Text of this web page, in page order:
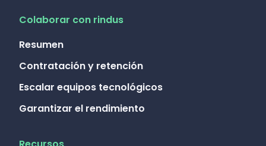
Colaborar con rindus
Resumen
Contratación y retención
Escalar equipos tecnológicos
Garantizar el rendimiento